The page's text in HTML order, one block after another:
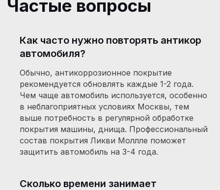
Как часто нужно повторять антикор
автомобиля?
Обычно, антикоррозионное покрытие
рекомендуется обновлять каждые 1-2 года.
Чем чаще автомобиль используется, особенно
в неблагоприятных условиях Москвы, тем
выше потребность в регулярной обработке
покрытия машины, днища. Профессиональный
состав покрытия Ликви Моллле поможет
защитить автомобиль на 3-4 года.
Сколько времени занимает
+7 (977) 255-23-00
Администратор
Как нас найти
burmakmotors@yandex.ru
Красногорское шоссе, посёлок
Горки-2, вл. 215
Электронная почта
в яндекс навигатор